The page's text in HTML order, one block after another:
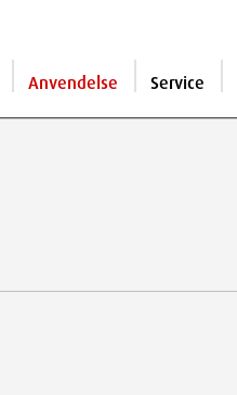
Anvendelse Service